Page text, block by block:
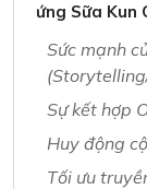
ứng Sữa Kun
Sức mạnh
Sự kết hợp
Huy động
Tối ưu